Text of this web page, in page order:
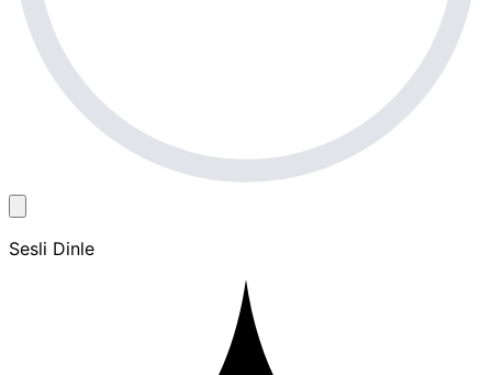
Sesli Dinle